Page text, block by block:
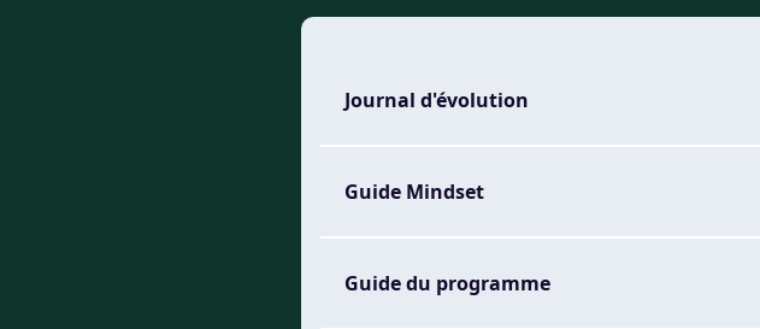
Journal d'évolution
Guide Mindset
Guide du programme